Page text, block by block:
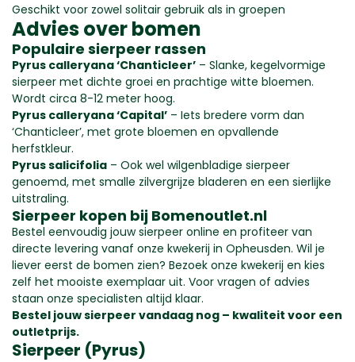
Geschikt voor zowel solitair gebruik als in groepen
Advies overbomen
Populaire sierpeer rassen
Pyrus calleryana ‘Chanticleer’ – Slanke, kegelvormige
sierpeer met dichte groei en prachtige witte bloemen.
Wordt circa 8-12 meter hoog.
Pyrus calleryana ‘Capital’ – Iets bredere vorm dan
‘Chanticleer’, met grote bloemen en opvallende
herfstkleur.
Pyrus salicifolia – Ook wel wilgenbladige sierpeer
genoemd, met smalle zilvergrijze bladeren en een sierlijke
uitstraling.
Sierpeer kopen bij Bomenoutlet.nl
Bestel eenvoudig jouw sierpeer online en profiteer van
directe levering vanaf onze kwekerij in Opheusden. Wil je
liever eerst de bomen zien? Bezoek onze kwekerij en kies
zelf het mooiste exemplaar uit. Voor vragen of advies
staan onze specialisten altijd klaar.
Bestel jouw sierpeer vandaag nog – kwaliteit voor een
outletprijs.
Sierpeer (Pyrus)